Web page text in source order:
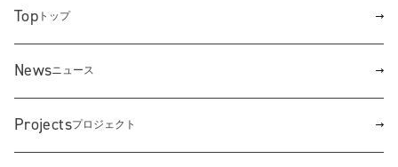
Top トップ
Projectsプロジェクト
Newsニュース